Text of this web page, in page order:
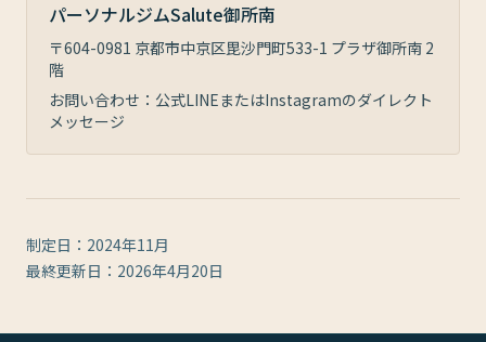
パーソナルジムSalute御所南
〒604-0981 京都市中京区毘沙門町533-1 プラザ御所南 2
階
お問い合わせ：公式LINEまたはInstagramのダイレクト
メッセージ
制定日：2024年11月
最終更新日：2026年4月20日